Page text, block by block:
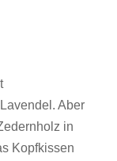
Aber
in
Kopfkissen